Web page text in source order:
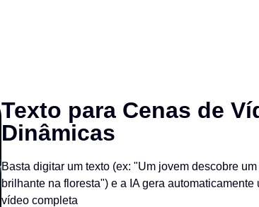
Texto para Cenas de
Dinâmicas
Basta digitar um texto (ex: "Um jovem descobre
brilhante na floresta") e a IA gera automaticamente
vídeo completa